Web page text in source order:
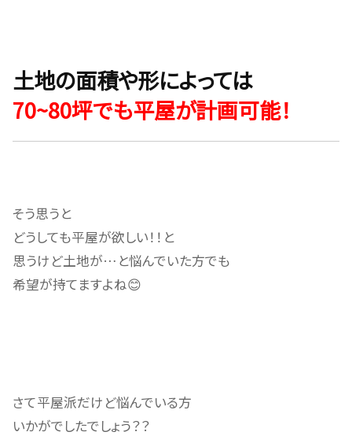
土地の面積や形によっては
70~80坪でも平屋が計画可能！
そう思うと
どうしても平屋が欲しい！！と
思うけど土地が…と悩んでいた方でも
希望が持てますよね😊
さて平屋派だけど悩んでいる方
いかがでしたでしょう？？